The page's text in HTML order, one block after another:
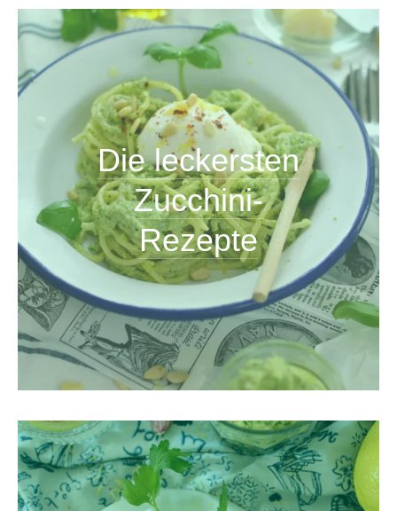
Die leckersten
Zucchini-
Rezepte